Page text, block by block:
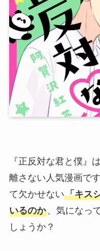
『正反対な君と僕』
離さない人気漫画で
て欠かせない「キス
いるのか、気になっ
しょうか？